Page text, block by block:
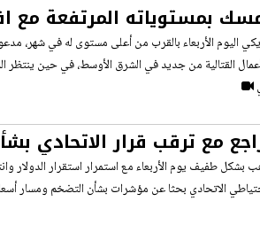
بمستوياته المرتفعة مع
اليوم الأربعاء بالقرب من أعلى مستوى له في شهر،
القتالية من جديد في الشرق الأوسط، في حين
مع ترقب قرار الاتحادي
بشكل طفيف يوم الأربعاء مع استمرار استقرار الدولار
الاتحادي بحثا عن مؤشرات بشأن التضخم ومسار